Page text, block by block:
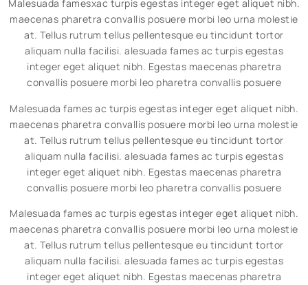
Malesuada famesxac turpis egestas integer eget aliquet nibh.
maecenas pharetra convallis posuere morbi leo urna molestie
at. Tellus rutrum tellus pellentesque eu tincidunt tortor
aliquam nulla facilisi. alesuada fames ac turpis egestas
integer eget aliquet nibh. Egestas maecenas pharetra
convallis posuere morbi leo pharetra convallis posuere
Malesuada fames ac turpis egestas integer eget aliquet nibh.
maecenas pharetra convallis posuere morbi leo urna molestie
at. Tellus rutrum tellus pellentesque eu tincidunt tortor
aliquam nulla facilisi. alesuada fames ac turpis egestas
integer eget aliquet nibh. Egestas maecenas pharetra
convallis posuere morbi leo pharetra convallis posuere
Malesuada fames ac turpis egestas integer eget aliquet nibh.
maecenas pharetra convallis posuere morbi leo urna molestie
at. Tellus rutrum tellus pellentesque eu tincidunt tortor
aliquam nulla facilisi. alesuada fames ac turpis egestas
integer eget aliquet nibh. Egestas maecenas pharetra